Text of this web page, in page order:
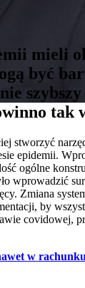
mieli
być
tak
stworzyć
epidemii.
ogólne
wprowadzić
Zmiana
by
covidowej,
w